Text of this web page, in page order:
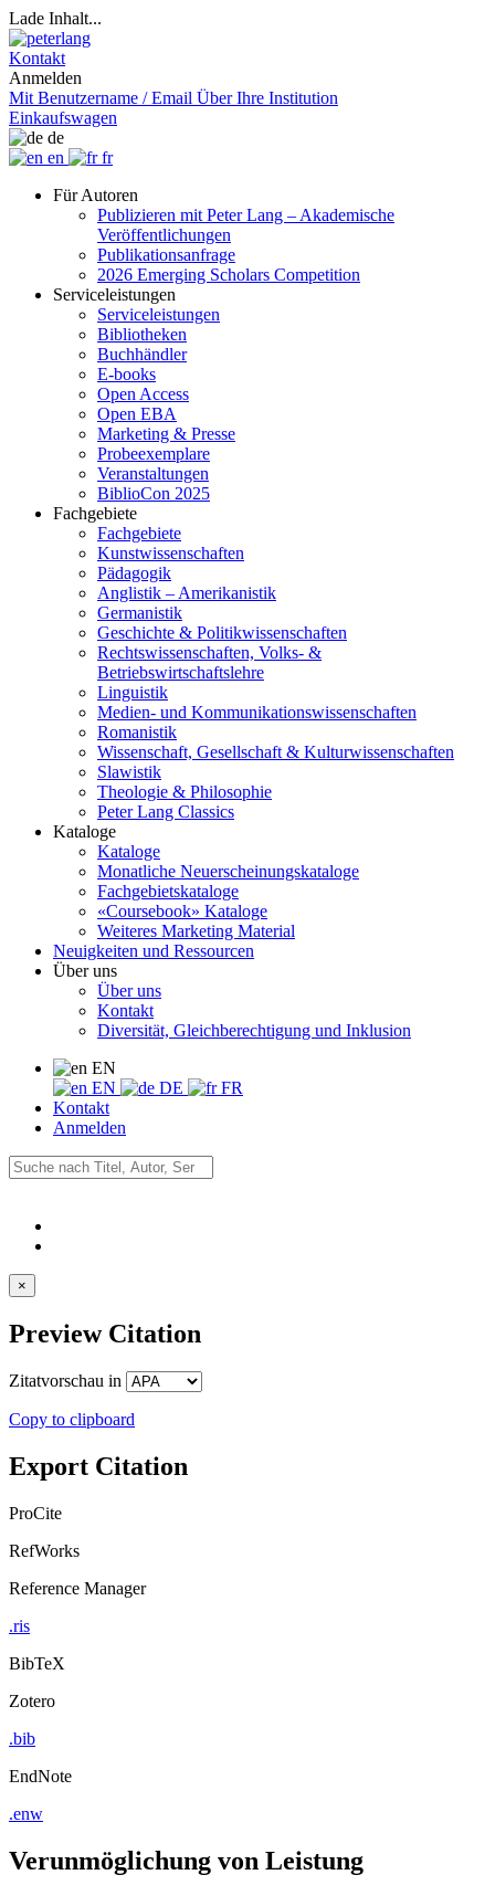
Lade Inhalt...
Kontakt
Anmelden
Mit Benutzername / Email Über Ihre Institution
Einkaufswagen
de
en
fr
Für Autoren
Publizieren mit Peter Lang – Akademische
Veröffentlichungen
Publikationsanfrage
2026 Emerging Scholars Competition
Serviceleistungen
Serviceleistungen
Bibliotheken
Buchhändler
E-books
Open Access
Open EBA
Marketing & Presse
Probeexemplare
Veranstaltungen
BiblioCon 2025
Fachgebiete
Fachgebiete
Kunstwissenschaften
Pädagogik
Anglistik – Amerikanistik
Germanistik
Geschichte & Politikwissenschaften
Rechtswissenschaften, Volks- &
Betriebswirtschaftslehre
Linguistik
Medien- und Kommunikationswissenschaften
Romanistik
Wissenschaft, Gesellschaft & Kulturwissenschaften
Slawistik
Theologie & Philosophie
Peter Lang Classics
Kataloge
Kataloge
Monatliche Neuerscheinungskataloge
Fachgebietskataloge
«Coursebook» Kataloge
Weiteres Marketing Material
Neuigkeiten und Ressourcen
Über uns
Über uns
Kontakt
Diversität, Gleichberechtigung und Inklusion
EN
EN
DE
FR
Kontakt
Anmelden
×
Preview Citation
Zitatvorschau in
Copy to clipboard
Export Citation
ProCite
RefWorks
Reference Manager
.ris
BibTeX
Zotero
.bib
EndNote
.enw
Verunmöglichung von Leistung